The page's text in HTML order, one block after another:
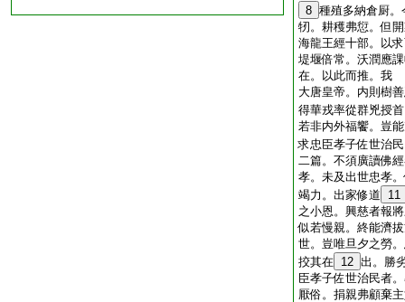
8 種殖多納倉厨
牣。耕穫弗愆。但
海龍王經十部。以
堤堰倍常。沃潤應
在。以此而推。我
大唐皇帝。内則樹
得華戎率從群兇授
若非内外福饗。豈
求忠臣孝子佐世治
二篇。不須廣讀佛
孝。未及出世忠孝
竭力。出家修道
11
之小恩。興慈者報
似若慢親。終能濟
世。豈唯旦夕之勞
挍其在 12 出。勝
臣孝子佐世治民者
厭俗。捐親弗顧棄